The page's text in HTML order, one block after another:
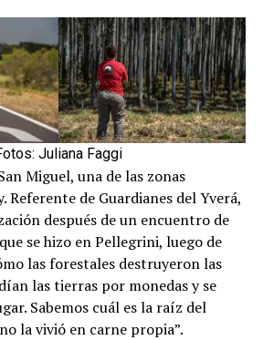
Juliana Faggi
Miguel, una de las zonas
Referente de Guardianes del Yverá,
después de un encuentro de
se hizo en Pellegrini, luego de
las forestales destruyeron las
las tierras por monedas y se
Sabemos cuál es la raíz del
la vivió en carne propia”.